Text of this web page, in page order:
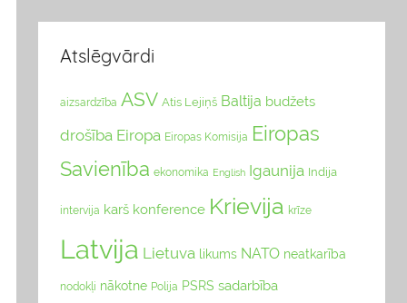
Atslēgvārdi
aizsardzība ASV Atis Lejiņš Baltija budžets
drošība Eiropa Eiropas Komisija Eiropas
Savienība ekonomika English Igaunija Indija
intervija karš konference Krievija krīze
Latvija Lietuva likums NATO neatkarība
nodokļi nākotne Polija PSRS sadarbība